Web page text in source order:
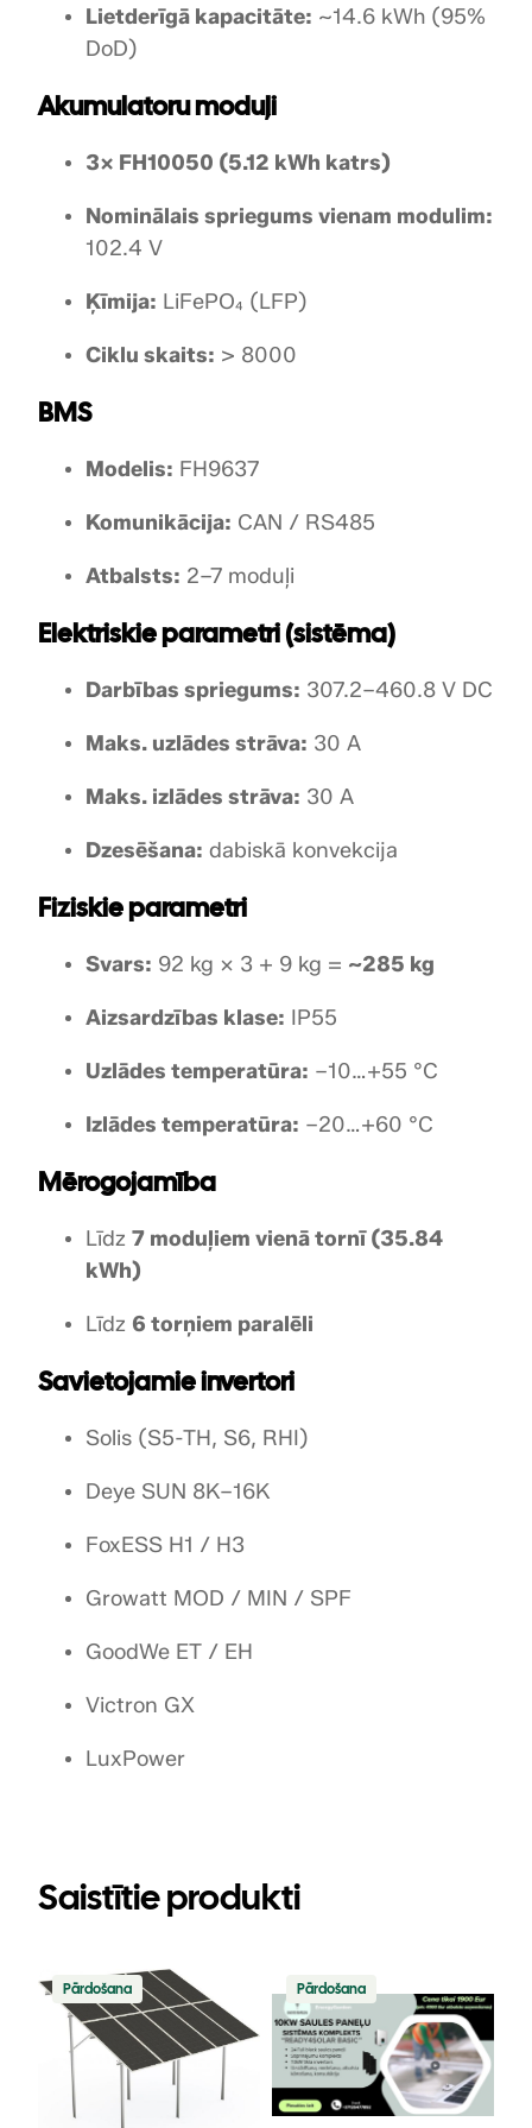
Lietderīgā kapacitāte: ~14.6 kWh (95%
DoD)
Akumulatoru moduļi
3× FH10050 (5.12 kWh katrs)
Nominālais spriegums vienam modulim:
102.4 V
Ķīmija: LiFePO₄ (LFP)
Ciklu skaits: > 8000
BMS
Modelis: FH9637
Komunikācija: CAN / RS485
Atbalsts: 2–7 moduļi
Elektriskie parametri (sistēma)
Darbības spriegums: 307.2–460.8 V DC
Maks. uzlādes strāva: 30 A
Maks. izlādes strāva: 30 A
Dzesēšana: dabiskā konvekcija
Fiziskie parametri
Svars: 92 kg × 3 + 9 kg = ~285 kg
Aizsardzības klase: IP55
Uzlādes temperatūra: –10…+55 °C
Izlādes temperatūra: –20…+60 °C
Mērogojamība
Līdz 7 moduļiem vienā tornī (35.84
kWh)
Līdz 6 torņiem paralēli
Savietojamie invertori
Solis (S5-TH, S6, RHI)
Deye SUN 8K–16K
FoxESS H1 / H3
Growatt MOD / MIN / SPF
GoodWe ET / EH
Victron GX
LuxPower
Saistītie produkti
PārdošanaPrecei
ir
atlaide
PārdošanaPrecei
ir
atlaide